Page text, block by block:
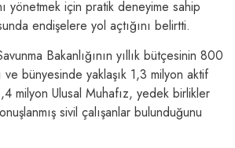
yönetmek için pratik deneyime sahip
endişelere yol açtığını belirtti.
Bakanlığının yıllık bütçesinin 800
ve bünyesinde yaklaşık 1,3 milyon aktif
milyon Ulusal Muhafız, yedek birlikler
sivil çalışanlar bulunduğunu